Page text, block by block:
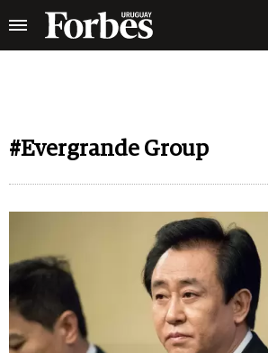
#Evergrande Group